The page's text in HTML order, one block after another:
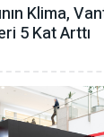
Klima,
5 Kat Arttı